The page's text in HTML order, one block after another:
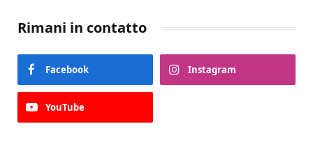
Rimani in contatto
Facebook Instagram
YouTube